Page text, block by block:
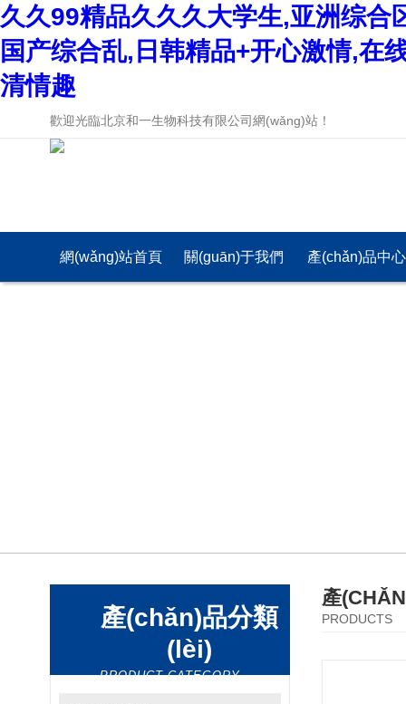
久久99精品久久久大学生,亚洲综
国产综合乱,日韩精品+开心激情,在
清情趣
歡迎光臨北京和一生物科技有限公司網(wǎng)站！
網(wǎng)站首頁 關(guān)于我們 產(chǎn)品中心
產(chǎn)品分類
(lèi)
PRODUCT CATEGORY
產
PRODUCTS